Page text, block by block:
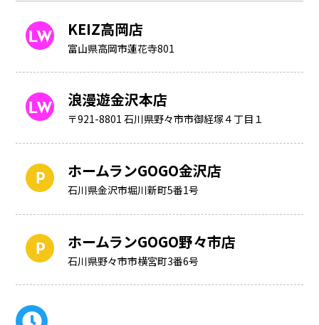
HOME
KEIZ高岡店
富山県高岡市蓮花寺801
浪漫遊金沢本店
〒921-8801 石川県野々市市御経塚４丁目１
ホームランGOGO金沢店
石川県金沢市堀川新町5番1号
ホームランGOGO野々市店
石川県野々市市横宮町3番6号